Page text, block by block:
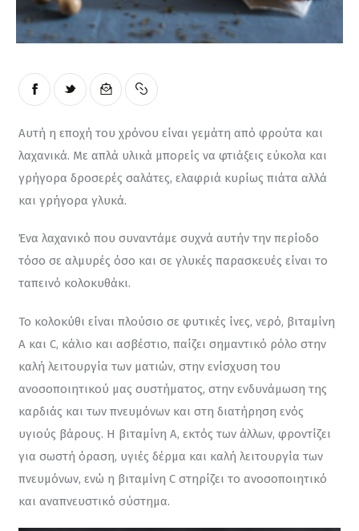
Αυτή η εποχή του χρόνου είναι γεμάτη από φρούτα και
λαχανικά. Με απλά υλικά μπορείς να φτιάξεις εύκολα και
γρήγορα δροσερές σαλάτες, ελαφριά κυρίως πιάτα αλλά
και γρήγορα γλυκά.
Ένα λαχανικό που συναντάμε συχνά αυτήν την περίοδο
τόσο σε αλμυρές όσο και σε γλυκές παρασκευές είναι το
ταπεινό κολοκυθάκι.
Το κολοκύθι είναι πλούσιο σε φυτικές ίνες, νερό, βιταμίνη
Α και C, κάλιο και ασβέστιο, παίζει σημαντικό ρόλο στην
καλή λειτουργία των ματιών, στην ενίσχυση του
ανοσοποιητικού μας συστήματος, στην ενδυνάμωση της
καρδιάς και των πνευμόνων και στη διατήρηση ενός
υγιούς βάρους. Η βιταμίνη Α, εκτός των άλλων, φροντίζει
για σωστή όραση, υγιές δέρμα και καλή λειτουργία των
πνευμόνων, ενώ η βιταμίνη C στηρίζει το ανοσοποιητικό
και αναπνευστικό σύστημα.